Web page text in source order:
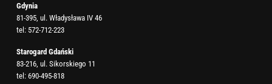
Gdynia
81-395, ul. Władysława IV 46
tel: 572-712-223
Starogard Gdański
83-216, ul. Sikorskiego 11
tel: 690-495-818